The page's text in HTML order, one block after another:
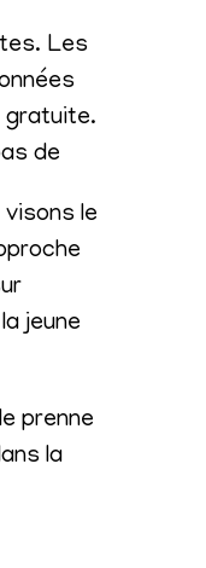
Les
gratuite.
de
visons le
jeune
prenne
la